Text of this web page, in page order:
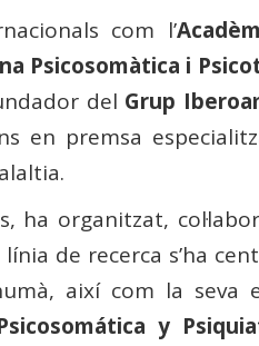
com l’
Psicosomàtica i
del Grup
en premsa
ha organitzat,
de recerca s’ha
així com la seva
y